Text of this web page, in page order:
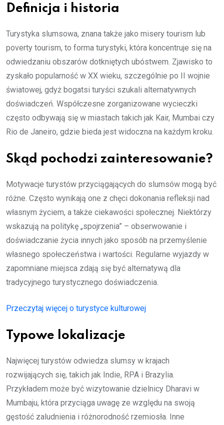
Definicja i historia
Turystyka slumsowa, znana także jako misery tourism lub
poverty tourism, to forma turystyki, która koncentruje się na
odwiedzaniu obszarów dotkniętych ubóstwem. Zjawisko to
zyskało popularność w XX wieku, szczególnie po II wojnie
światowej, gdyż bogatsi turyści szukali alternatywnych
doświadczeń. Współczesne zorganizowane wycieczki
często odbywają się w miastach takich jak Kair, Mumbai czy
Rio de Janeiro, gdzie bieda jest widoczna na każdym kroku.
Skąd pochodzi zainteresowanie?
Motywacje turystów przyciągających do slumsów mogą być
różne. Często wynikają one z chęci dokonania refleksji nad
własnym życiem, a także ciekawości społecznej. Niektórzy
wskazują na politykę „spojrzenia” – obserwowanie i
doświadczanie życia innych jako sposób na przemyślenie
własnego społeczeństwa i wartości. Regularne wyjazdy w
zapomniane miejsca zdają się być alternatywą dla
tradycyjnego turystycznego doświadczenia.
Przeczytaj więcej o turystyce kulturowej
Typowe lokalizacje
Najwięcej turystów odwiedza slumsy w krajach
rozwijających się, takich jak Indie, RPA i Brazylia.
Przykładem może być wizytowanie dzielnicy Dharavi w
Mumbaju, która przyciąga uwagę ze względu na swoją
gęstość zaludnienia i różnorodność rzemiosła. Inne